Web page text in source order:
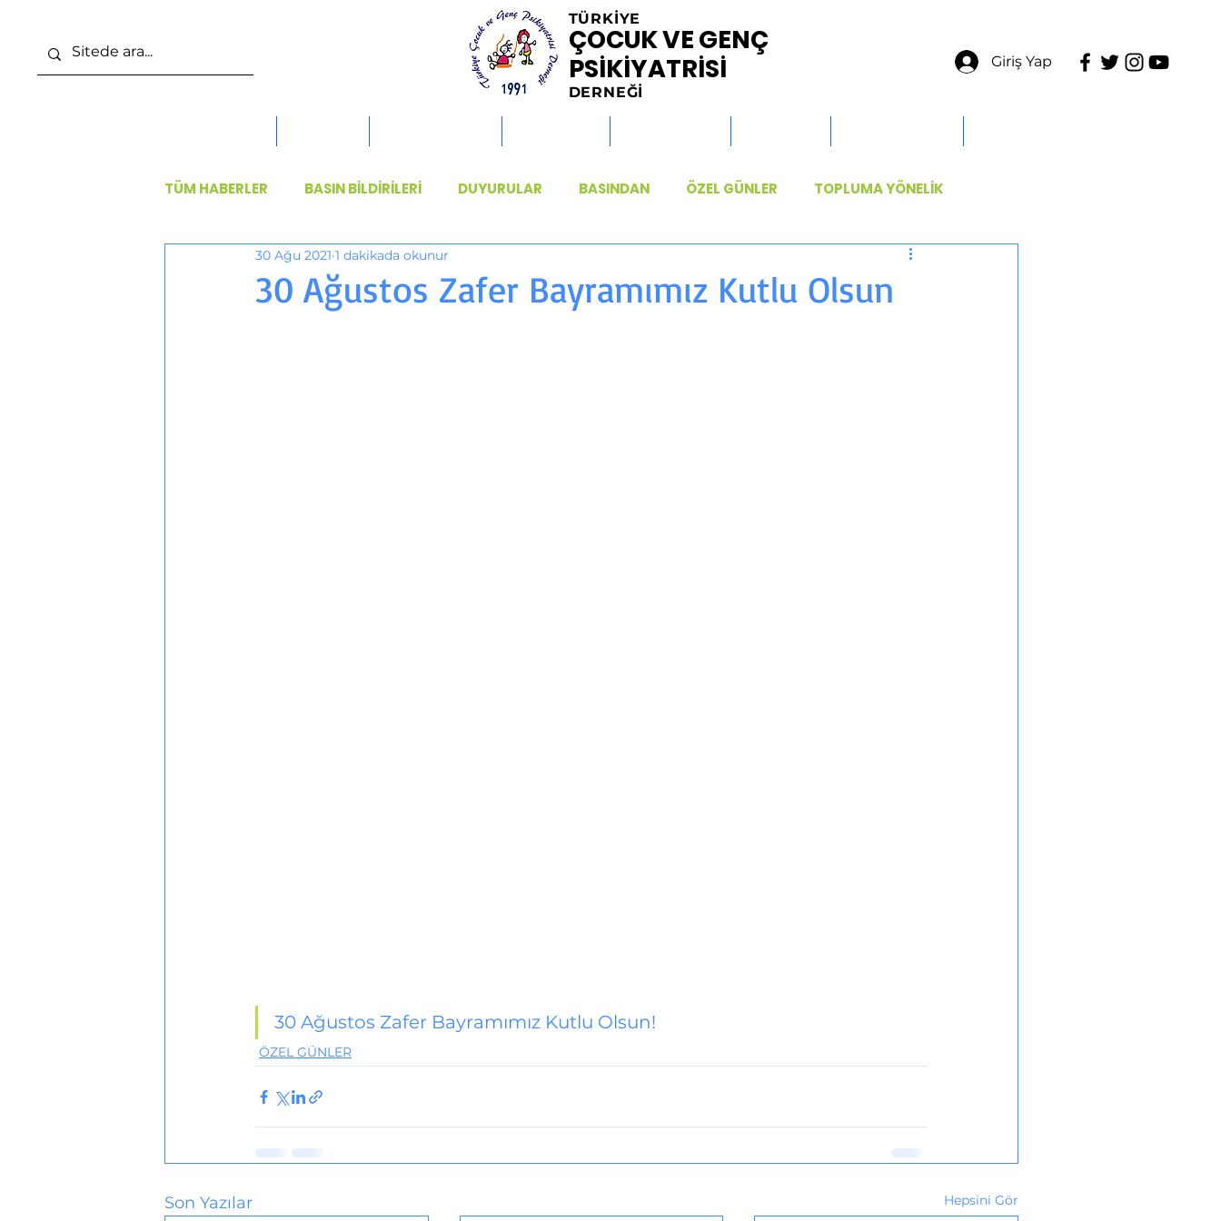
ÇOCUK VE GENÇ
PSİKİYATRİSİ
TÜRKİYE
DERNEĞİ
Giriş Yap
TÜM HABERLER BASIN BİLDİRİLERİ DUYURULAR BASINDAN ÖZEL GÜNLER TOPLUMA YÖNELİK
30 Ağustos Zafer Bayramımız Kutlu Olsun
30 Ağu 2021 1 dakikada okunur
30 Ağustos Zafer Bayramımız Kutlu Olsun!
ÖZEL GÜNLER
Son Yazılar Hepsini Gör